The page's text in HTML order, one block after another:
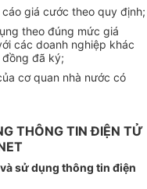
giá cước theo quy định;
theo đúng mức giá
các doanh nghiệp khác
đã ký;
cơ quan nhà nước có
THÔNG TIN ĐIỆN TỬ
sử dụng thông tin điện